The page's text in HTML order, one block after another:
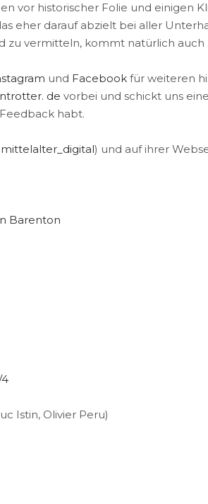
vor historischer Folie und einigen
eher darauf abzielt bei aller
zu vermitteln, kommt natürlich auch
und Facebookfür weiteren
de vorbei und schickt uns
habt.
) und auf ihrer
Barenton
Istin, Olivier Peru)